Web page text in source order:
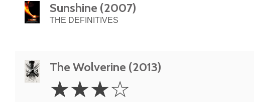
Sunshine (2007)
THE DEFINITIVES
The Wolverine (2013)
Stars
☆☆☆☆